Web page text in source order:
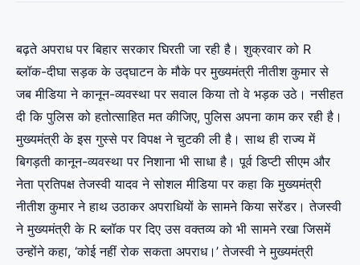
बढ़ते अपराध पर बिहार सरकार घिरती जा रही है। शुक्रवार को R
ब्लॉक-दीघा सड़क के उद्घाटन के मौके पर मुख्यमंत्री नीतीश कुमार से
जब मीडिया ने कानून-व्यवस्था पर सवाल किया तो वे भड़क उठे। नसीहत
दी कि पुलिस को हतोत्साहित मत कीजिए, पुलिस अपना काम कर रही है।
मुख्यमंत्री के इस गुस्से पर विपक्ष ने चुटकी ली है। साथ ही राज्य में
बिगड़ती कानून-व्यवस्था पर निशाना भी साधा है। पूर्व डिप्टी सीएम और
नेता प्रतिपक्ष तेजस्वी यादव ने सोशल मीडिया पर कहा कि मुख्यमंत्री
नीतीश कुमार ने हाथ उठाकर अपराधियों के सामने किया सरेंडर। तेजस्वी
ने मुख्यमंत्री के R ब्लॉक पर दिए उस वक्तव्य को भी सामने रखा जिसमें
उन्होंने कहा, ‘कोई नहीं रोक सकता अपराध।’ तेजस्वी ने मुख्यमंत्री